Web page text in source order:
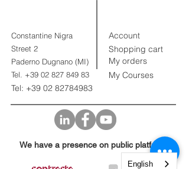
Constantine Nigra
Street 2
Paderno Dugnano (MI)
Tel. +39 02 827 849 83
Account
Shopping cart
My orders
My Courses
We have a presence on public platforms:
Tel: +39 02 82784983
English